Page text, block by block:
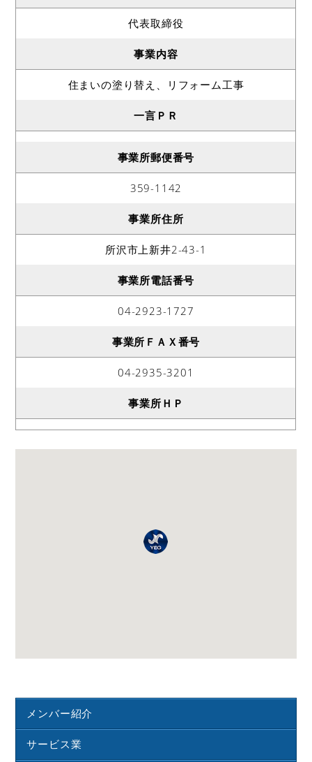
代表取締役
事業内容
住まいの塗り替え、リフォーム工事
一言ＰＲ
事業所郵便番号
359-1142
事業所住所
所沢市上新井2-43-1
事業所電話番号
04-2923-1727
事業所ＦＡＸ番号
04-2935-3201
事業所ＨＰ
メンバー紹介
サービス業